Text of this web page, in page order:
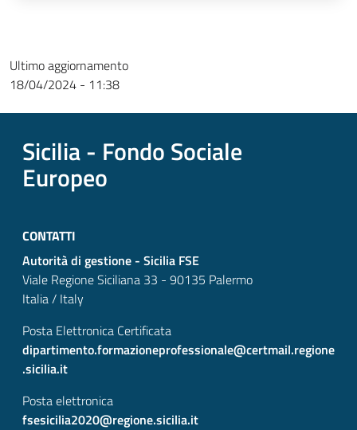
Ultimo aggiornamento
18/04/2024 - 11:38
Sicilia - Fondo Sociale
Europeo
CONTATTI
Autorità di gestione - Sicilia FSE
Viale Regione Siciliana 33 - 90135 Palermo
Italia / Italy
Posta Elettronica Certificata
dipartimento.formazioneprofessionale@certmail.regione
.sicilia.it
Posta elettronica
fsesicilia2020@regione.sicilia.it